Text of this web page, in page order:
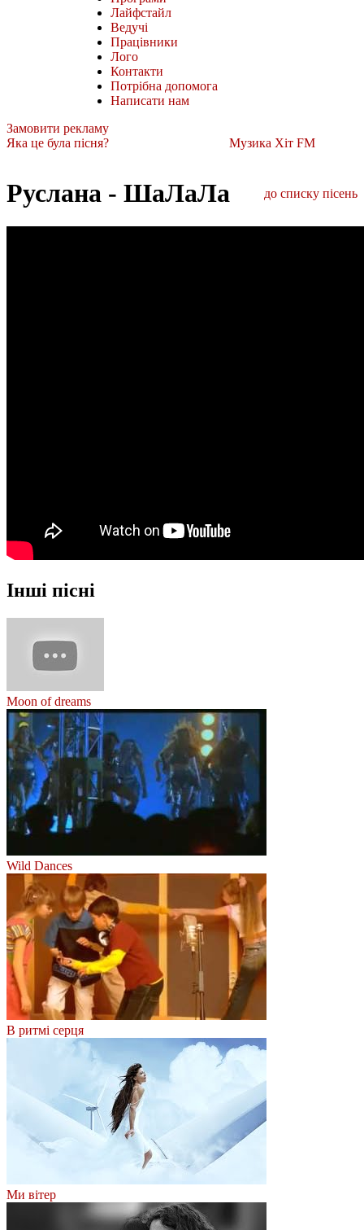
Лайфстайл
Ведучі
Працівники
Лого
Контакти
Потрібна допомога
Написати нам
Замовити рекламу
Яка це була пісня?
Музика Хіт FM
Руслана - ШаЛаЛа до списку пісень
Інші пісні
Moon of dreams
Wild Dances
В ритмі серця
Ми вітер